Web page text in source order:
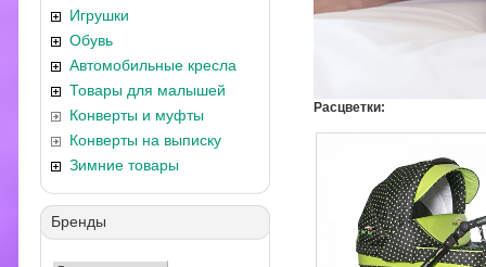
Игрушки
Обувь
Автомобильные кресла
Товары для малышей
Конверты и муфты
Конверты на выписку
Зимние товары
Бренды
Расцветки: